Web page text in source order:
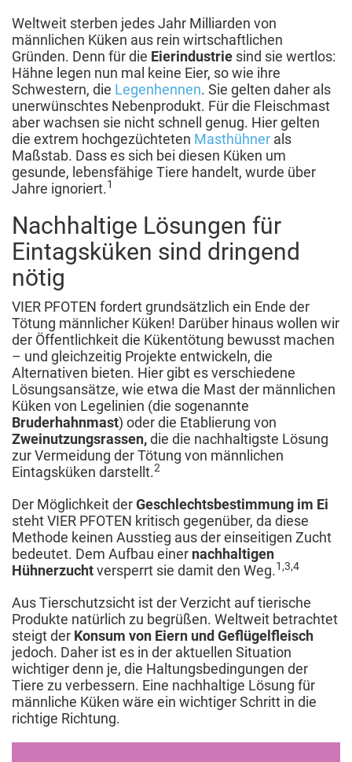
Weltweit sterben jedes Jahr Milliarden von
männlichen Küken aus rein wirtschaftlichen
Gründen. Denn für die Eierindustrie sind sie wertlos:
Hähne legen nun mal keine Eier, so wie ihre
Schwestern, die Legenhennen. Sie gelten daher als
unerwünschtes Nebenprodukt. Für die Fleischmast
aber wachsen sie nicht schnell genug. Hier gelten
die extrem hochgezüchteten Masthühner als
Maßstab. Dass es sich bei diesen Küken um
gesunde, lebensfähige Tiere handelt, wurde über
Jahre ignoriert.1
Nachhaltige Lösungen für
Eintagsküken sind dringend
nötig
VIER PFOTEN fordert grundsätzlich ein Ende der
Tötung männlicher Küken! Darüber hinaus wollen wir
der Öffentlichkeit die Kükentötung bewusst machen
– und gleichzeitig Projekte entwickeln, die
Alternativen bieten. Hier gibt es verschiedene
Lösungsansätze, wie etwa die Mast der männlichen
Küken von Legelinien (die sogenannte
Bruderhahnmast) oder die Etablierung von
Zweinutzungsrassen,die die nachhaltigste Lösung
zur Vermeidung der Tötung von männlichen
Eintagsküken darstellt.2
Der Möglichkeit derGeschlechtsbestimmung im Ei
steht VIER PFOTEN kritisch gegenüber, da diese
Methode keinen Ausstieg aus der einseitigen Zucht
bedeutet. Dem Aufbau einer nachhaltigen
Hühnerzuchtversperrt sie damit den Weg.1,3,4
Aus Tierschutzsicht ist der Verzicht auf tierische
Produkte natürlich zu begrüßen. Weltweit betrachtet
steigt der Konsum von Eiern und Geflügelfleisch
jedoch. Daher ist es in der aktuellen Situation
wichtiger denn je, die Haltungsbedingungen der
Tiere zu verbessern. Eine nachhaltige Lösung für
männliche Küken wäre ein wichtiger Schritt in die
richtige Richtung.